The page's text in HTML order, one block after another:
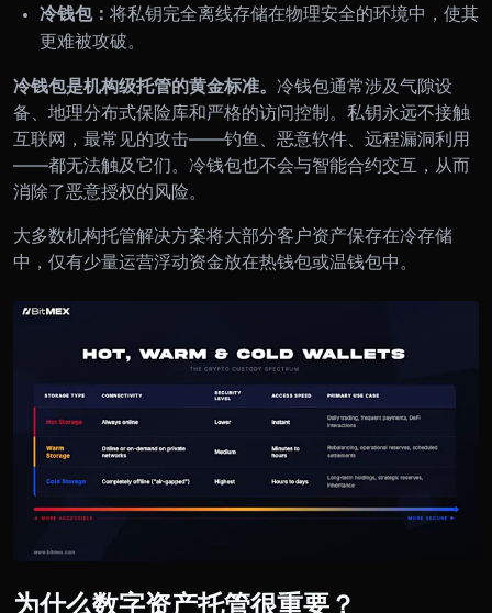
冷钱包： 将私钥完全离线存储在物理安全的环境中，使其
更难被攻破。
冷钱包是机构级托管的黄金标准。 冷钱包通常涉及气隙设
备、地理分布式保险库和严格的访问控制。私钥永远不接触
互联网，最常见的攻击——钓鱼、恶意软件、远程漏洞利用
——都无法触及它们。冷钱包也不会与智能合约交互，从而
消除了恶意授权的风险。
大多数机构托管解决方案将大部分客户资产保存在冷存储
中，仅有少量运营浮动资金放在热钱包或温钱包中。
为什么数字资产托管很重要？